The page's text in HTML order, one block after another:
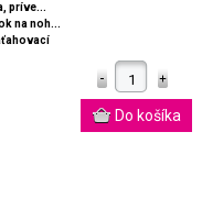
príve...
na noh...